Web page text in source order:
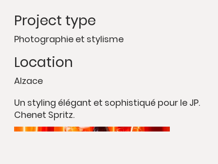
Project type
Photographie et stylisme
Location
Alzace
Un styling élégant et sophistiqué pour le JP.
Chenet Spritz.